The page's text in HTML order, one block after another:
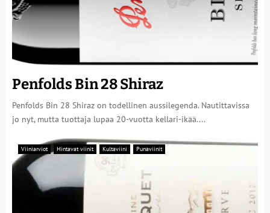
Penfolds Bin 28 Shiraz
Penfolds Bin 28 Shiraz on todellinen aussilegenda. Nautittavissa
jo nyt, mutta tuottaja lupaa 20-vuotta kellari-ikää....
Viiniarviot Hintavat viinit Kultaviini Punaviinit